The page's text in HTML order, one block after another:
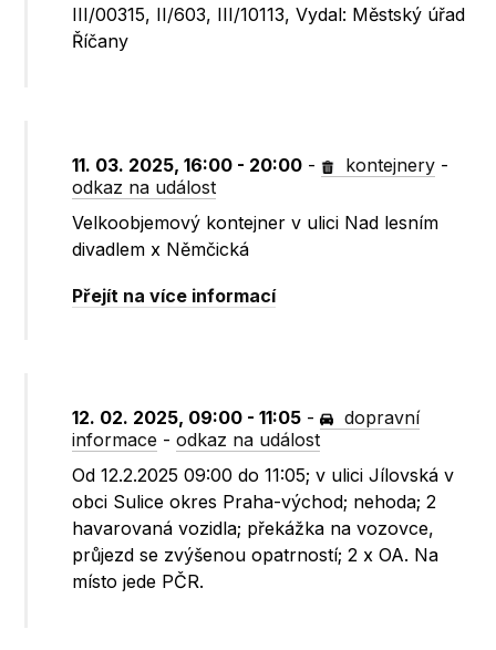
III/00315, II/603, III/10113, Vydal: Městský úřad
Říčany
11. 03. 2025, 16:00 - 20:00 - kontejnery -
odkaz na událost
Velkoobjemový kontejner v ulici Nad lesním
divadlem x Němčická
Přejít na více informací
12. 02. 2025, 09:00 - 11:05 -
dopravní
informace -odkaz na událost
Od 12.2.2025 09:00 do 11:05; v ulici Jílovská v
obci Sulice okres Praha-východ; nehoda; 2
havarovaná vozidla; překážka na vozovce,
průjezd se zvýšenou opatrností; 2 x OA. Na
místo jede PČR.